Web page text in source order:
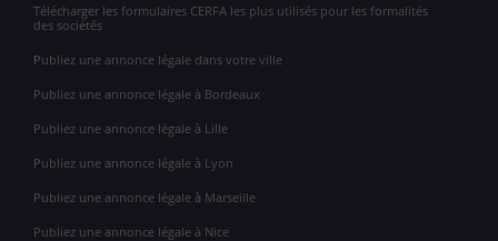
Télécharger les formulaires CERFA les plus utilisés pour les formalités
des sociétés
Publiez une annonce légale dans votre ville
Publiez une annonce légale à Bordeaux
Publiez une annonce légale à Lille
Publiez une annonce légale à Lyon
Publiez une annonce légale à Marseille
Publiez une annonce légale à Nice